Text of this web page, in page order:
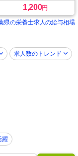
1,200円
県の栄養士求人の給与相場
求人数のトレンド
躍